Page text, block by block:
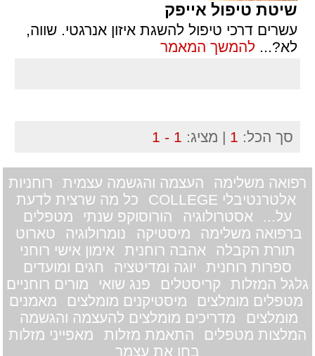
שיטת טיפול אייפק
עשרים דרכי טיפול להשגת איזון אנרגטי. שווה,
לא?... להמשך המאמר
סך הכל: 1 | מציג: 1 - 1
רפואה משלימה העצמה והגשמה עצמית
רוחניות
אלטרנטיבלי COLLEGE
כל מה שרצית לדעת
על...
אסטרולוגיה הורוסוקפ שנתי
מטפלים
ברפואה משלימה
מיסטיקה נומרולוגיה
טארוט
תורת הקבלה
אהבה רוחנית
אימון אישי רוחני
ספרות רוחנית
יוגה ומדיטציה
חגים ומועדים
גלגל המזלות
קריסטלים פנג שואי
מורים רוחניים
מטפלים מומלצים
מיסטיקנים מומלצים
מאמנים
מומלצים
מדריכים מומלצים להעצמה והגשמה
המלצות מטפלים
התאמת מזלות
מאפייני מזלות
בחן את עצמך